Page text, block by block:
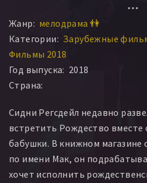
Коллин
Жанр: мелодрама 👫
Категории: Зарубежные
Фильмы 2018
Год выпуска: 2018
Страна:
Сидни Регсдейл недавно
встретить Рождество вместе
бабушки. В книжном магазине
по имени Мак, он
хочет исполнить